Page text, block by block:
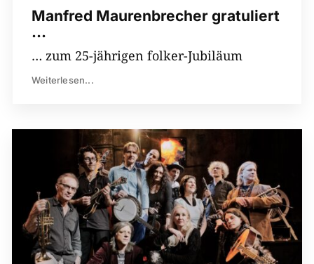
Manfred Maurenbrecher gratuliert
…
… zum 25-jährigen folker-Jubiläum
Weiterlesen...